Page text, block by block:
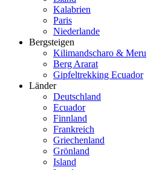
Kalabrien
Paris
Niederlande
Bergsteigen
Kilimandscharo & Meru
Berg Ararat
Gipfeltrekking Ecuador
Länder
Deutschland
Ecuador
Finnland
Frankreich
Griechenland
Grönland
Island